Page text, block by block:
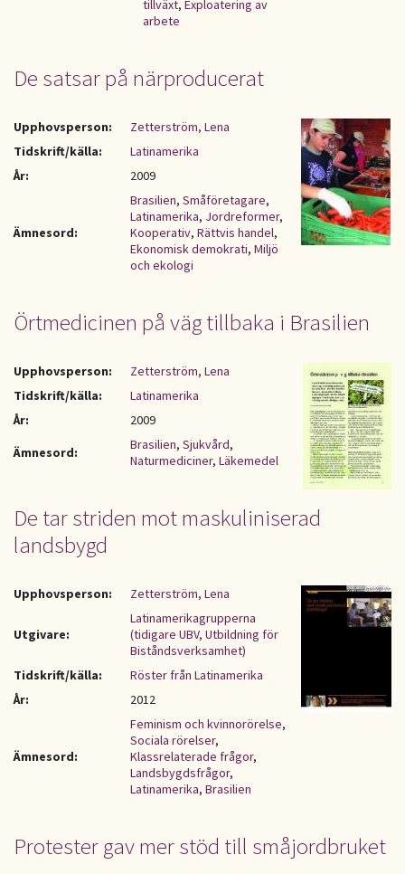
tillväxt, Exploatering av
arbete
De satsar på närproducerat
Upphovsperson:
Zetterström, Lena
Tidskrift/källa:
Latinamerika
År:
2009
Ämnesord:
Brasilien, Småföretagare,
Latinamerika, Jordreformer,
Kooperativ, Rättvis handel,
Ekonomisk demokrati, Miljö
och ekologi
Örtmedicinen på väg tillbaka i Brasilien
Upphovsperson:
Zetterström, Lena
Tidskrift/källa:
Latinamerika
År:
2009
Ämnesord:
Brasilien, Sjukvård,
Naturmediciner, Läkemedel
De tar striden mot maskuliniserad
landsbygd
Upphovsperson: Zetterström, Lena
Utgivare:
Latinamerikagrupperna
(tidigare UBV, Utbildning för
Biståndsverksamhet)
Tidskrift/källa:
Röster från Latinamerika
År:
2012
Ämnesord:
Feminism och kvinnorörelse,
Sociala rörelser,
Klassrelaterade frågor,
Landsbygdsfrågor,
Latinamerika, Brasilien
Protester gav mer stöd till småjordbruket